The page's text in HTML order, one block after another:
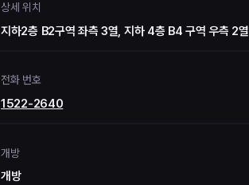
상세 위치
지하2층 B2구역 좌측 3열, 지하 4층 B4 구역 우측 2열
전화 번호
1522-2640
개방
개방